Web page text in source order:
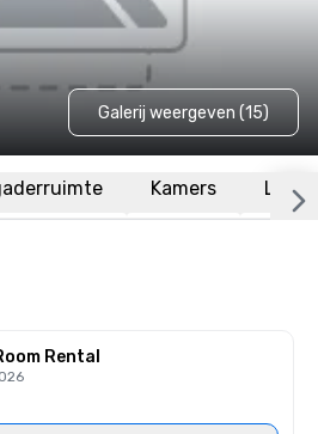
Galerij weergeven (15)
Kamers
Rental